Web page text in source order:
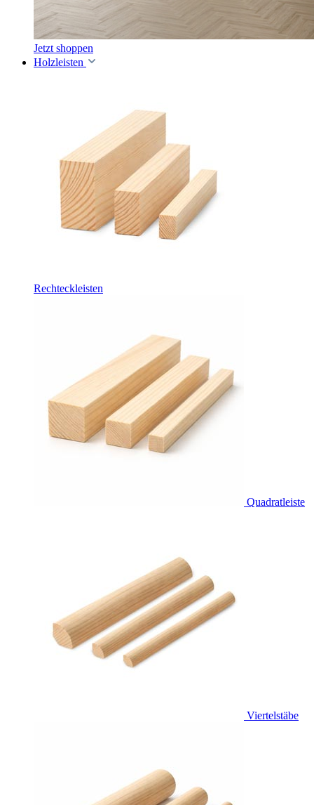
Jetzt shoppen
Holzleisten
Rechteckleisten
Quadratleiste
Viertelstäbe